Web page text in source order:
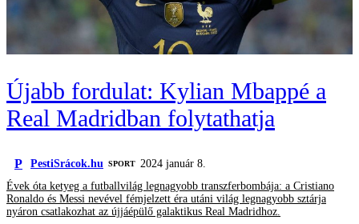
Újabb fordulat: Kylian Mbappé a
Real Madridban folytathatja
P PestiSrácok.hu SPORT 2024 január 8.
Évek óta ketyeg a futballvilág legnagyobb transzferbombája: a Cristiano
Ronaldo és Messi nevével fémjelzett éra utáni világ legnagyobb sztárja
nyáron csatlakozhat az újjáépülő galaktikus Real Madridhoz.